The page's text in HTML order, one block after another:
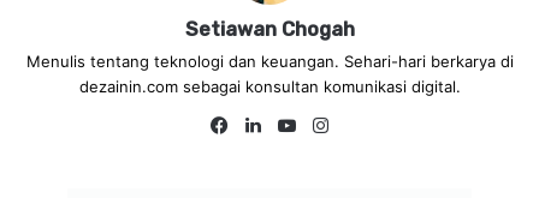
Setiawan Chogah
Menulis tentang teknologi dan keuangan. Sehari-hari berkarya di
dezainin.com sebagai konsultan komunikasi digital.
Fa
Lin
Yo